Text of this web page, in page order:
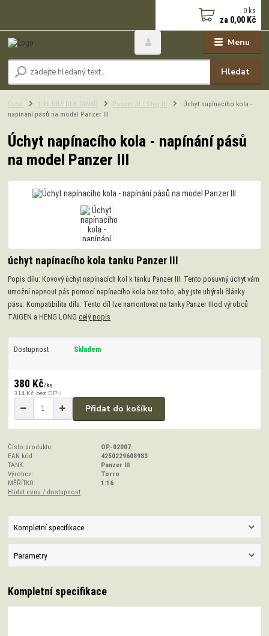
Menu
Hledat
0 ks
za 0,00 Kč
Úvod 1:16 DÍLY DLE TANKŮ Panzer III / Stug III
Úchyt napínacího kola -
napínání pásů na model Panzer III
Úchyt napínacího kola - napínání pásů
na model Panzer III
úchyt napínacího kola tanku Panzer III
Popis dílu: Kovový úchyt napínacích kol k tanku Panzer III. Tento posuvný úchyt vám
umožní napnout pás pomocí napínacího kola bez toho, aby jste ubýrali články
pásu. Kompatibilita dílu: Tento díl lze namontovat na tanky Panzer IIIod výrobců
TAIGEN a HENG LONG celý popis
Dostupnost Skladem
380 Kč/ks
314 Kč bez DPH
Přidat do košíku
Číslo produktu:
OP-02007
EAN kód:
4250229608983
TANK:
Panzer III
Výrobce:
Torro
MĚŘÍTKO:
1:16
Hlídat cenu / dostupnost
Kompletní specifikace
Parametry
Kompletní specifikace